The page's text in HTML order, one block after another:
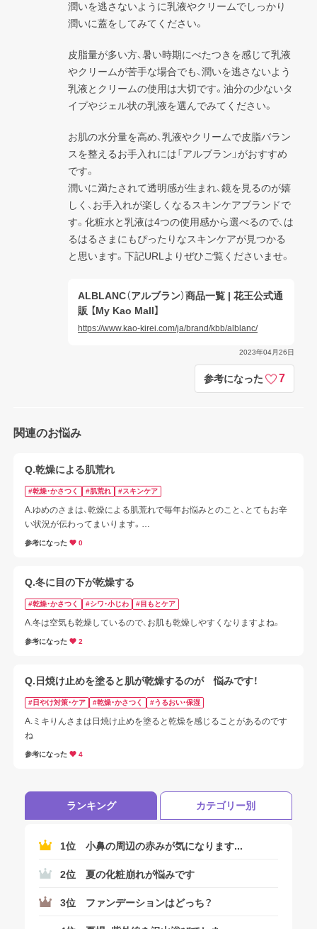
潤いを逃さないように乳液やクリームでしっかり
潤いに蓋をしてみてください。
皮脂量が多い方、暑い時期にべたつきを感じて乳液
やクリームが苦手な場合でも、潤いを逃さないよう
乳液とクリームの使用は大切です。油分の少ないタ
イプやジェル状の乳液を選んでみてください。
お肌の水分量を高め、乳液やクリームで皮脂バラン
スを整えるお手入れには「アルブラン」がおすすめ
です。
潤いに満たされて透明感が生まれ、鏡を見るのが嬉
しく、お手入れが楽しくなるスキンケアブランドで
す。化粧水と乳液は4つの使用感から選べるので、は
るはるさまにもぴったりなスキンケアが見つかる
と思います。下記URLよりぜひご覧くださいませ。
ALBLANC（アルブラン）商品一覧 | 花王公式通
販 【My Kao Mall】
https://www.kao-kirei.com/ja/brand/kbb/alblanc/
2023年04月26日
参考になった 7
関連のお悩み
Q.乾燥による肌荒れ
#乾燥・かさつく #肌荒れ #スキンケア
A.ゆめのさまは、乾燥による肌荒れで毎年お悩みとのこと、とてもお辛
い状況が伝わってまいります。
冬は気温・湿度ともに低下し、お肌の水分蒸散量が増える季節です。
こうした環境では、しっかりと潤いを与え、その潤いを逃さないケアが
参考になった 0
Q.冬に目の下が乾燥する
#乾燥・かさつく #シワ・小じわ #目もとケア
A.冬は空気も乾燥しているので、お肌も乾燥しやすくなりますよね。
参考になった 2
Q.日焼け止めを塗ると肌が乾燥するのが 悩みです！
#日やけ対策・ケア #乾燥・かさつく #うるおい・保湿
A.ミキりんさまは日焼け止めを塗ると乾燥を感じることがあるのです
ね
参考になった 4
ランキング カテゴリー別
1位 小鼻の周辺の赤みが気になります...
2位 夏の化粧崩れが悩みです
3位 ファンデーションはどっち？